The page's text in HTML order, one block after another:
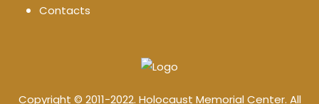
Contacts
Copyright © 2011-2022. Holocaust Memorial Center. All